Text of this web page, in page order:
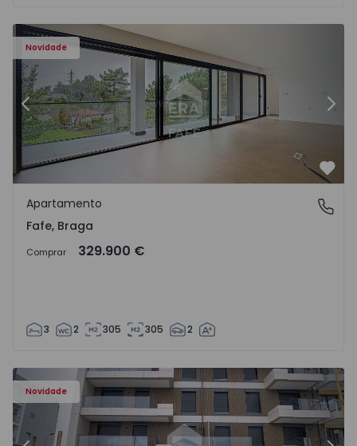
Novidade
Anterior
Fafe, Braga
Apartamento
Fafe, Braga
Comprar 329.900 €
3 2 305 305 2
Novidade